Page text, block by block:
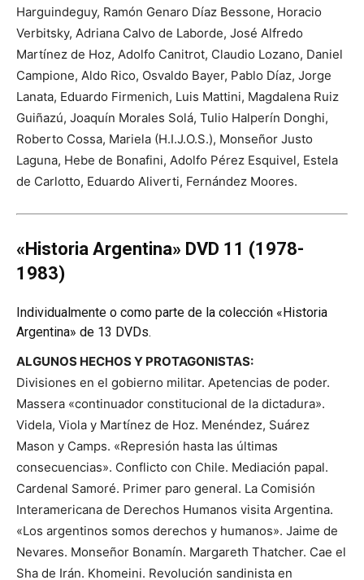
Harguindeguy, Ramón Genaro Díaz Bessone, Horacio
Verbitsky, Adriana Calvo de Laborde, José Alfredo
Martínez de Hoz, Adolfo Canitrot, Claudio Lozano, Daniel
Campione, Aldo Rico, Osvaldo Bayer, Pablo Díaz, Jorge
Lanata, Eduardo Firmenich, Luis Mattini, Magdalena Ruiz
Guiñazú, Joaquín Morales Solá, Tulio Halperín Donghi,
Roberto Cossa, Mariela (H.I.J.O.S.), Monseñor Justo
Laguna, Hebe de Bonafini, Adolfo Pérez Esquivel, Estela
de Carlotto, Eduardo Aliverti, Fernández Moores.
«Historia Argentina» DVD 11 (1978-
1983)
Individualmente o como parte de la colección «Historia
Argentina» de 13 DVDs.
ALGUNOS HECHOS Y PROTAGONISTAS:
Divisiones en el gobierno militar. Apetencias de poder.
Massera «continuador constitucional de la dictadura».
Videla, Viola y Martínez de Hoz. Menéndez, Suárez
Mason y Camps. «Represión hasta las últimas
consecuencias». Conflicto con Chile. Mediación papal.
Cardenal Samoré. Primer paro general. La Comisión
Interamericana de Derechos Humanos visita Argentina.
«Los argentinos somos derechos y humanos». Jaime de
Nevares. Monseñor Bonamín. Margareth Thatcher. Cae el
Sha de Irán. Khomeini. Revolución sandinista en